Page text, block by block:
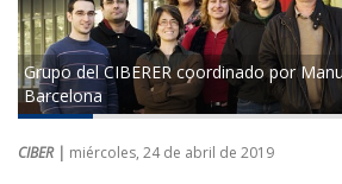
Grupo del CIBERER coordinado por
Barcelona
CIBER | miércoles, 24 de abril de 2019